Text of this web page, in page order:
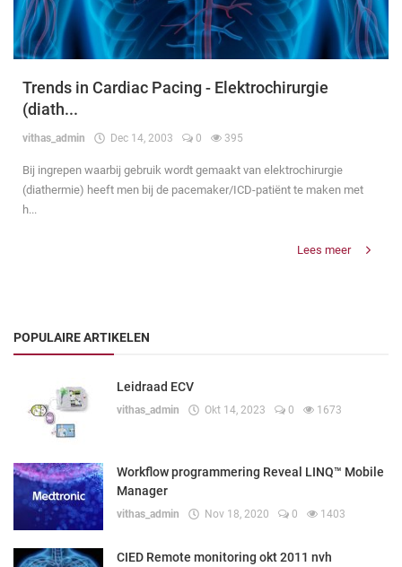
Trends in Cardiac Pacing - Elektrochirurgie
(diath...
vithas_admin Dec 14, 2003 0 395
Bij ingrepen waarbij gebruik wordt gemaakt van elektrochirurgie
(diathermie) heeft men bij de pacemaker/ICD-patiënt te maken met
h...
Lees meer
POPULAIRE ARTIKELEN
Leidraad ECV
vithas_admin Okt 14, 2023 0 1673
Workflow programmering Reveal LINQ™ Mobile
Manager
vithas_admin Nov 18, 2020 0 1403
CIED Remote monitoring okt 2011 nvh